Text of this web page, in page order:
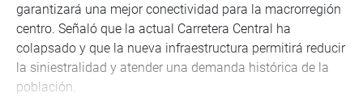
garantizará una mejor conectividad para la macrorregión
centro. Señaló que la actual Carretera Central ha
colapsado y que la nueva infraestructura permitirá reducir
la siniestralidad y atender una demanda histórica de la
población.